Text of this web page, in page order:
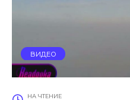
ВИДЕО
НА ЧТЕНИЕ